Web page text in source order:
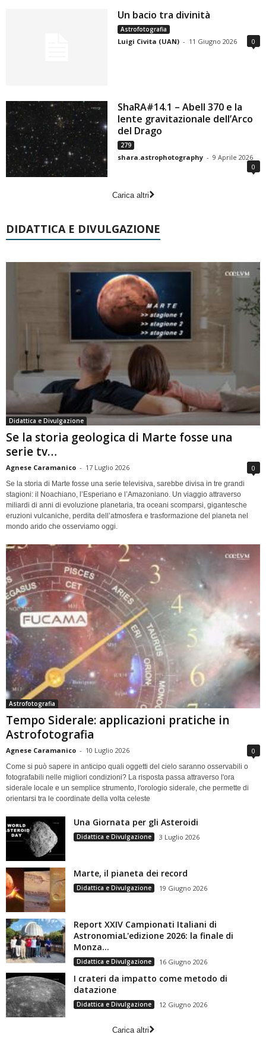
Un bacio tra divinità
Astrofotografia
Luigi Civita (UAN) - 11 Giugno 2026 0
ShaRA#14.1 – Abell 370 e la
lente gravitazionale dell’Arco
del Drago
279
shara.astrophotography - 9 Aprile 2026
0
Carica altri
DIDATTICA E DIVULGAZIONE
Didattica e Divulgazione
Se la storia geologica di Marte fosse una
serie tv…
Agnese Caramanico - 17 Luglio 2026 0
Se la storia di Marte fosse una serie televisiva, sarebbe divisa in tre grandi
stagioni: il Noachiano, l’Esperiano e l’Amazoniano. Un viaggio attraverso
miliardi di anni di evoluzione planetaria, tra oceani scomparsi, gigantesche
eruzioni vulcaniche, perdita dell’atmosfera e trasformazione del pianeta nel
mondo arido che osserviamo oggi.
Astrofotografia
Tempo Siderale: applicazioni pratiche in
Astrofotografia
Agnese Caramanico - 10 Luglio 2026 0
Come si può sapere in anticipo quali oggetti del cielo saranno osservabili o
fotografabili nelle migliori condizioni? La risposta passa attraverso l'ora
siderale locale e un semplice strumento, l'orologio siderale, che permette di
orientarsi tra le coordinate della volta celeste
Una Giornata per gli Asteroidi
Didattica e Divulgazione 3 Luglio 2026
Marte, il pianeta dei record
Didattica e Divulgazione 19 Giugno 2026
Report XXIV Campionati Italiani di
AstronomiaL'edizione 2026: la finale di
Monza...
Didattica e Divulgazione 16 Giugno 2026
I crateri da impatto come metodo di
datazione
Didattica e Divulgazione 12 Giugno 2026
Carica altri